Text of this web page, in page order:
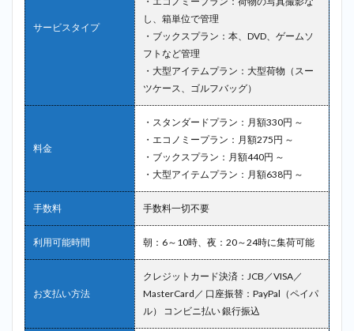
サービスタイプ
し、箱単位で管理
・ブックスプラン：本、DVD、ゲームソ
フトなど管理
・大型アイテムプラン：大型荷物（スー
ツケース、ゴルフバッグ）
料金
・スタンダードプラン：月額330円 ～
・エコノミープラン：月額275円 ～
・ブックスプラン：月額440円 ～
・大型アイテムプラン：月額638円 ～
手数料 手数料一切不要
利用可能時間 朝：6～10時、夜：20～24時に集荷可能
お支払い方法
クレジットカード決済：JCB／VISA／
MasterCard／ 口座振替：PayPal（ペイパ
ル） コンビニ払い 銀行振込